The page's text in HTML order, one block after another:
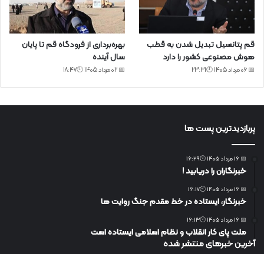
قم پتانسیل تبدیل شدن به قطب
هوش مصنوعی کشور را دارد
📅 06 مرداد 1405 🕙23:31
بهره‌برداری از فرودگاه قم تا پایان
سال آینده
📅 02 مرداد 1405 🕙18:47
پربازدیدترین پست ها
📅 16 مرداد 1405 🕙16:29
خبرنگاران را دریابید !
📅 16 مرداد 1405 🕙16:17
خبرنگار، ایستاده در خط مقدم جنگ روایت ها
📅 16 مرداد 1405 🕙16:13
ملت پای کار انقلاب و نظام اسلامی ایستاده است
آخرین خبرهای منتشر شده